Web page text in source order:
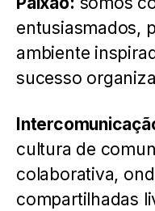
entusiasmados,
ambiente
sucesso
cultura de
colaborativa,
compartilhadas